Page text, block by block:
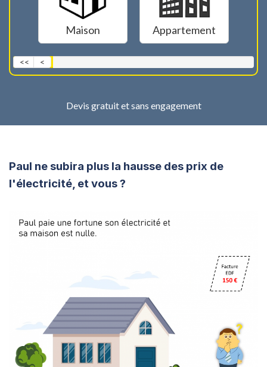
Maison Appartement
<< <
Devis gratuit et sans engagement
Paul ne subira plus la hausse des prix de
l'électricité, et vous ?